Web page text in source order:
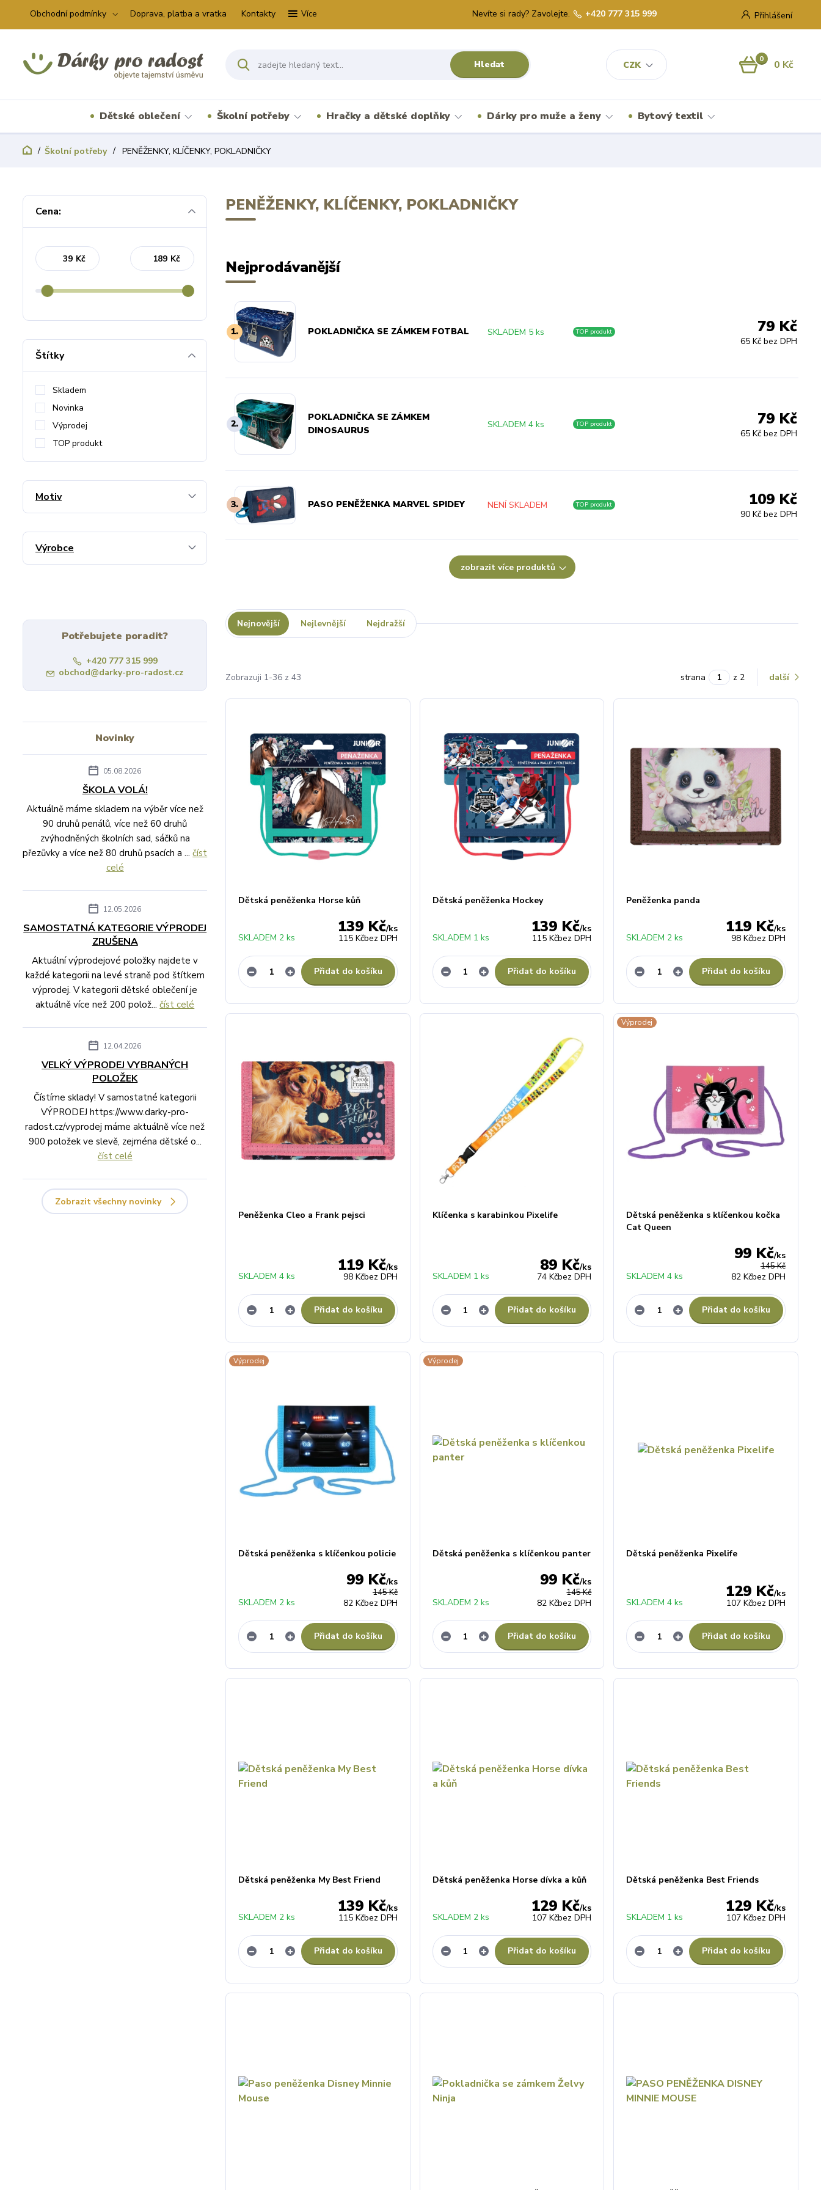
Obchodní podmínky Doprava, platba a vratka Kontakty Více
CZK
Přihlášení
Hledat
Nevíte si rady? Zavolejte. +420 777 315 999
0 0 Kč
Dětské oblečení Školní potřeby Hračky a dětské doplňky Dárky pro muže a ženy Bytový textil
Školní potřeby PENĚŽENKY, KLÍČENKY, POKLADNIČKY
PENĚŽENKY, KLÍČENKY, POKLADNIČKY
Nejprodávanější
1. POKLADNIČKA SE ZÁMKEM FOTBAL SKLADEM 5 ks TOP produkt 79 Kč
65 Kč bez DPH
2.
POKLADNIČKA SE ZÁMKEM
DINOSAURUS
SKLADEM 4 ks TOP produkt 79 Kč
65 Kč bez DPH
3. PASO PENĚŽENKA MARVEL SPIDEY NENÍ SKLADEM TOP produkt 109 Kč
90 Kč bez DPH
zobrazit více produktů
Nejnovější Nejlevnější Nejdražší
Zobrazuji 1-36 z 43 strana z 2 další
Dětská peněženka Horse kůň
139 Kč/ks
115 Kčbez DPH
SKLADEM 2 ks
Přidat do košíku
Dětská peněženka Hockey
139 Kč/ks
115 Kčbez DPH
SKLADEM 1 ks
Přidat do košíku
Peněženka panda
119 Kč/ks
98 Kčbez DPH
SKLADEM 2 ks
Přidat do košíku
Peněženka Cleo a Frank pejsci
119 Kč/ks
98 Kčbez DPH
SKLADEM 4 ks
Přidat do košíku
Klíčenka s karabinkou Pixelife
89 Kč/ks
74 Kčbez DPH
SKLADEM 1 ks
Přidat do košíku
Výprodej
Dětská peněženka s klíčenkou kočka
Cat Queen
145 Kč
99 Kč/ks
82 Kčbez DPH
SKLADEM 4 ks
Přidat do košíku
Výprodej
Dětská peněženka s klíčenkou policie
145 Kč
99 Kč/ks
82 Kčbez DPH
SKLADEM 2 ks
Přidat do košíku
Výprodej
Dětská peněženka s klíčenkou panter
145 Kč
99 Kč/ks
82 Kčbez DPH
SKLADEM 2 ks
Přidat do košíku
Dětská peněženka Pixelife
129 Kč/ks
107 Kčbez DPH
SKLADEM 4 ks
Přidat do košíku
Dětská peněženka My Best Friend
139 Kč/ks
115 Kčbez DPH
SKLADEM 2 ks
Přidat do košíku
Dětská peněženka Horse dívka a kůň
129 Kč/ks
107 Kčbez DPH
SKLADEM 2 ks
Přidat do košíku
Dětská peněženka Best Friends
129 Kč/ks
107 Kčbez DPH
SKLADEM 1 ks
Přidat do košíku
Cena:
Kč Kč
Štítky
Skladem
Novinka
Výprodej
TOP produkt
Motiv
Výrobce
Potřebujete poradit?
+420 777 315 999
obchod@darky-pro-radost.cz
Novinky
05.08.2026
ŠKOLA VOLÁ!
Aktuálně máme skladem na výběr více než
90 druhů penálů, více než 60 druhů
zvýhodněných školních sad, sáčků na
přezůvky a více než 80 druhů psacích a ...číst
celé
12.05.2026
SAMOSTATNÁ KATEGORIE VÝPRODEJ
ZRUŠENA
Aktuální výprodejové položky najdete v
každé kategorii na levé straně pod štítkem
výprodej. V kategorii dětské oblečení je
aktuálně více než 200 polož...číst celé
12.04.2026
VELKÝ VÝPRODEJ VYBRANÝCH
POLOŽEK
Čístíme sklady! V samostatné kategorii
VÝPRODEJ https://www.darky-pro-
radost.cz/vyprodej máme aktuálně více než
900 položek ve slevě, zejména dětské o...
číst celé
Zobrazit všechny novinky